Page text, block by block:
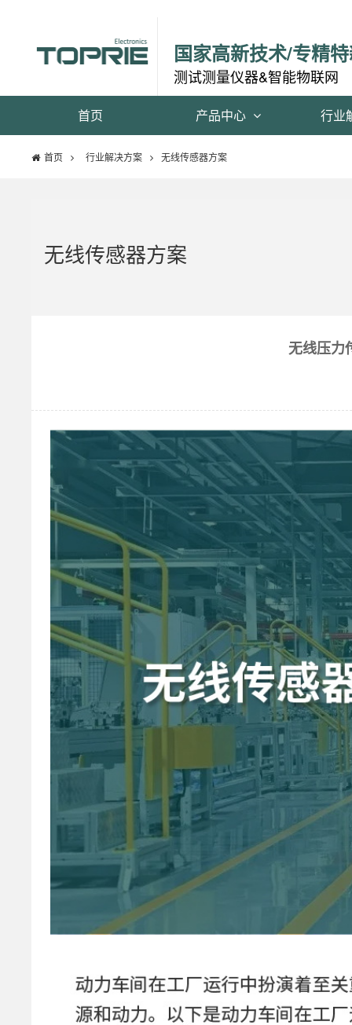
国家高新技术/专精
测试测量仪器&智能物联网
首页 产品中心 行业
首页 行业解决方案 无线传感器方案
无线传感器方案
无线压力